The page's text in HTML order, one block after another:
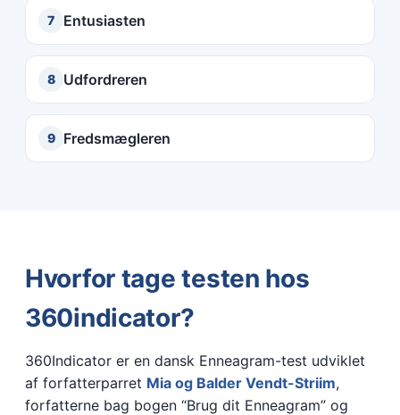
7 Entusiasten
8 Udfordreren
9 Fredsmægleren
Hvorfor tage testen hos
360indicator?
360Indicator er en dansk Enneagram-test udviklet
af forfatterparret Mia og Balder Vendt-Striim,
forfatterne bag bogen “Brug dit Enneagram” og